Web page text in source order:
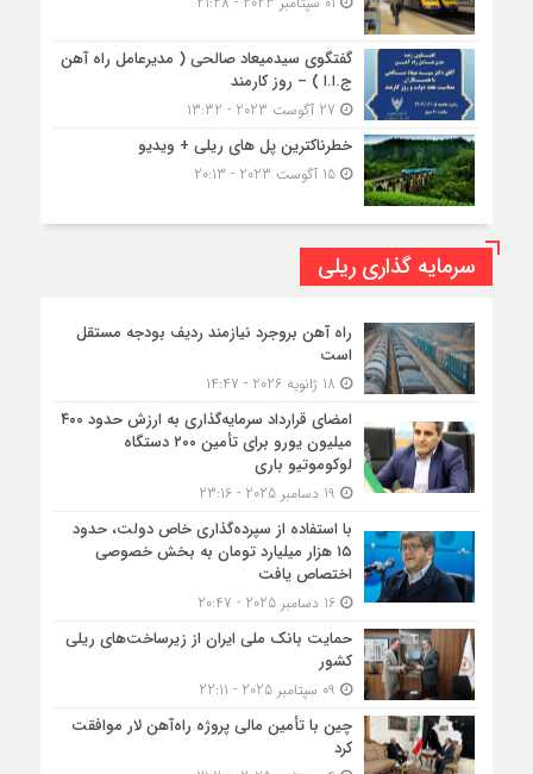
گفتگوی سیدمیعاد صالحی ( مدیرعامل راه آهن
ج.ا.ا ) – روز کارمند
خطرناکترین پل های ریلی + ویدیو
15 آگوست 2023 - 20:13
سرمایه گذاری ریلی
راه آهن بروجرد نیازمند ردیف بودجه مستقل
است
امضای قرارداد سرمایه‌گذاری به ارزش حدود ۴۰۰
میلیون یورو برای تأمین ۲۰۰ دستگاه
لوکوموتیو باری
با استفاده از سپرده‌گذاری خاص دولت، حدود
۱۵ هزار میلیارد تومان به بخش خصوصی
اختصاص یافت
16 دسامبر 2025 - 20:47
حمایت بانک ملی ایران از زیرساخت‌های ریلی
کشور
چین با تأمین مالی پروژه راه‌آهن لار موافقت
کرد